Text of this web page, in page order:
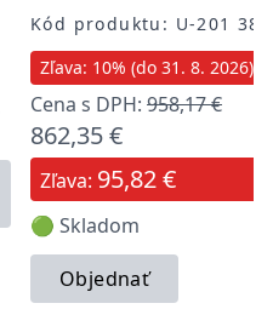
Kód produktu: U-201
Zľava: 10% (do 31. 8. 2026)
Cena s DPH: 958,17 €
862,35 €
Zľava: 95,82 €
🟢 Skladom
Objednať